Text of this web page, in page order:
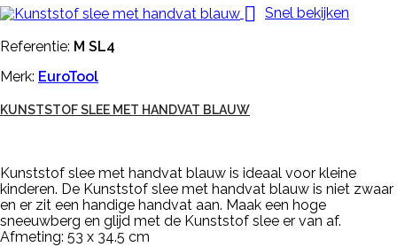

Snel bekijken
Referentie: M SL4
Merk: EuroTool
KUNSTSTOF SLEE MET HANDVAT BLAUW
Kunststof slee met handvat blauw is ideaal voor kleine
kinderen. De Kunststof slee met handvat blauw is niet zwaar
en er zit een handige handvat aan. Maak een hoge
sneeuwberg en glijd met de Kunststof slee er van af.
Afmeting: 53 x 34.5 cm